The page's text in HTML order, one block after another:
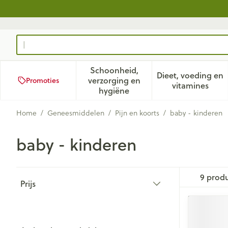
Product, merk, categorie...
Promoties
Schoonheid,
verzorging en
hygiëneToon submenu voor
Dieet, voeding en
vitamines
Toon
Home / Geneesmiddelen / Pijn en koorts / baby - kinderen
baby - kinderen
Prijs
9